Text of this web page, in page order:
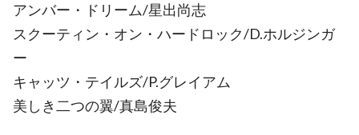
アンバー・ドリーム/星出尚志
スクーティン・オン・ハードロック/D.ホルジンガ
ー
キャッツ・テイルズ/P.グレイアム
美しき二つの翼/真島俊夫